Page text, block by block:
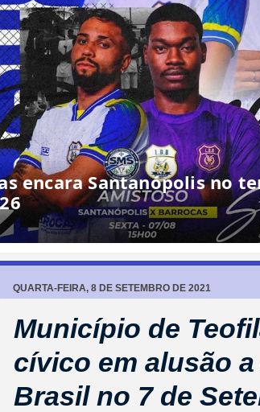
encara Santanópolis no
QUARTA-FEIRA, 8 DE SETEMBRO DE 2021
Município de
cívico em alusão
Brasil no 7 de